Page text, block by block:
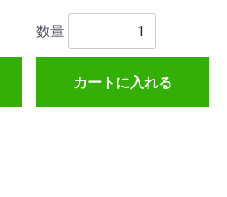
数量
カートに入れる